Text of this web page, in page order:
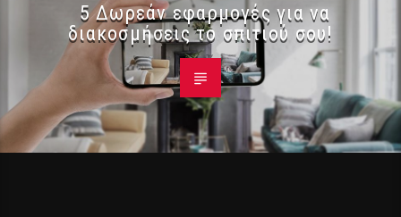
5 Δωρεάν εφαρμογές για να
διακοσμήσεις το σπιτιού σου!